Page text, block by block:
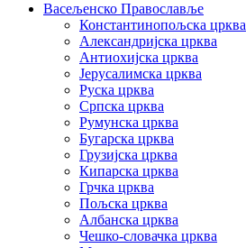
Васељенско Православље
Константинопољска црква
Александријска црква
Антиохијска црква
Јерусалимска црква
Руска црква
Српска црква
Румунска црква
Бугарска црква
Грузијска црква
Кипарска црква
Грчка црква
Пољска црква
Албанска црква
Чешко-словачка црква